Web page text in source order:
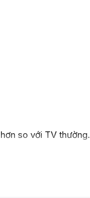
so với TV thường.